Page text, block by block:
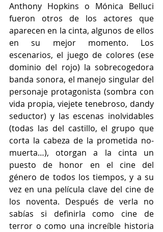
Anthony Hopkins o Mónica Belluci
fueron otros de los actores que
aparecen en la cinta, algunos de ellos
en su mejor momento. Los
escenarios, el juego de colores (ese
dominio del rojo) la sobrecogedora
banda sonora, el manejo singular del
personaje protagonista (sombra con
vida propia, viejete tenebroso, dandy
seductor) y las escenas inolvidables
(todas las del castillo, el grupo que
corta la cabeza de la prometida no-
muerta…), otorgan a la cinta un
puesto de honor en el cine del
género de todos los tiempos, y a su
vez en una película clave del cine de
los noventa. Después de verla no
sabías si definirla como cine de
terror o como una increíble historia